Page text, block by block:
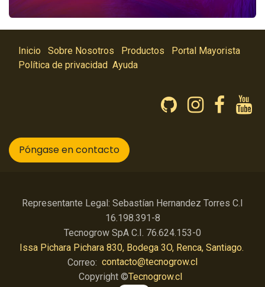
Inicio Sobre Nosotros Productos
Portal Mayorista
Política de privacidad Ayuda
Póngase en contacto
Representante Legal: Sebastían Hernandez Torres C.I
16.198.391-8
Tecnogrow SpA C.I. 76.624.153-0
Issa Pichara Pichara 830, Bodega 3O, Renca, Santiago.
Correo: contacto@tecnogrow.cl
Copyright ©Tecnogrow.cl